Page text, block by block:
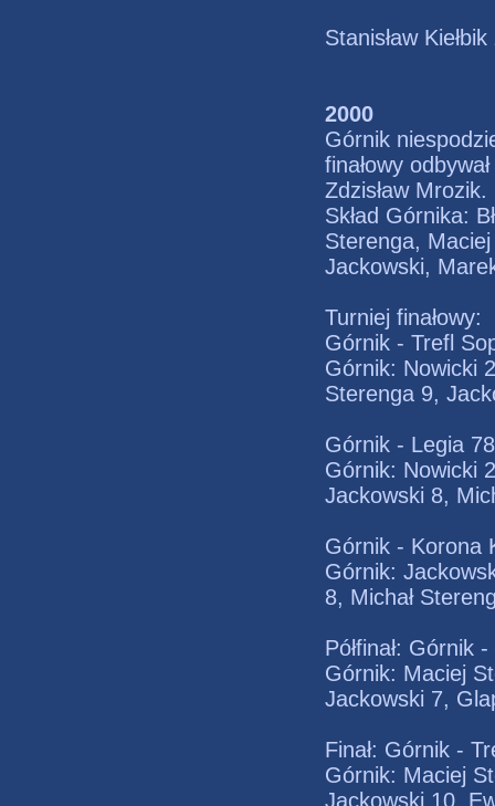
Stanisław
2000
Górnik
finałowy
Zdzisław Mrozik.
Skład Górnika:
Sterenga,
Jackowski,
Turniej finałowy:
Górnik - Trefl
Górnik: Nowicki
Sterenga 9,
Górnik - Legia
Górnik: Nowicki
Jackowski 8,
Górnik - Korona
Górnik:
8, Michał
Półfinał: Górnik
Górnik: Maciej
Jackowski 7,
Finał: Górnik -
Górnik: Maciej
Jackowski 10,